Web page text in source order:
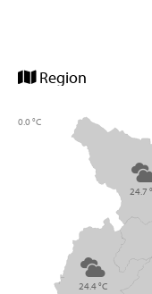
Region
24.7
24.4 °C
0.0 °C